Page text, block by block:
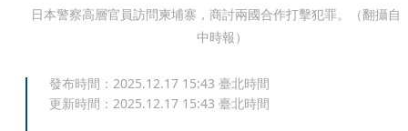
日本警察高層官員訪問柬埔寨，商討兩國合作打擊犯罪。（翻攝自
中時報）
發布時間： 2025.12.17 15:43 臺北時間
更新時間： 2025.12.17 15:43 臺北時間